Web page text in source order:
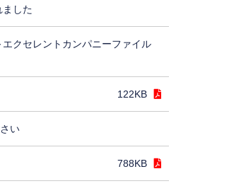
ました
クセレントカンパニーファイル
122KB
い
788KB